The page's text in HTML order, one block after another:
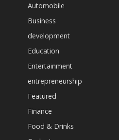
Automobile
Business
development
Education
Entertainment
entrepreneurship
Featured
Finance
Food & Drinks